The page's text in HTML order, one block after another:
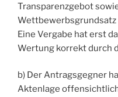
Transparenzgebot
Eine Vergabe hat erst
Wertung korrekt durch
b) Der Antragsgegner
Aktenlage